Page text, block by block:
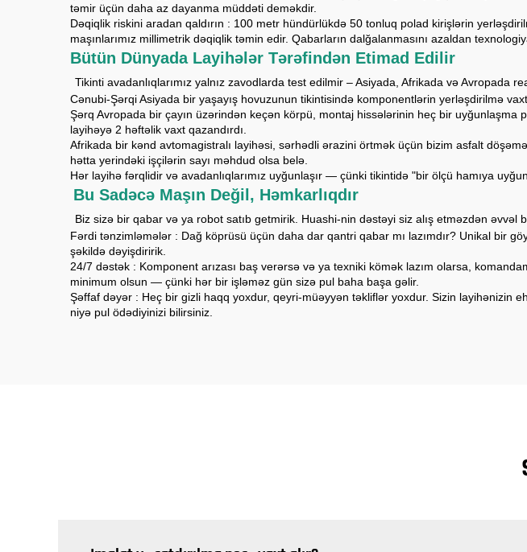
təmir üçün daha az dayanma müddəti deməkdir.
Dəqiqlik riskini aradan qaldırın : 100 metr hündürlükdə 50 tonluq polad kirişlərin
maşınlarımız millimetrik dəqiqlik təmin edir. Qabarların dalğalanmasını azaldan
Bütün Dünyada Layihələr Tərəfindən Etimad Edilir
Tikinti avadanlıqlarımız yalnız zavodlarda test edilmir – Asiyada, Afrikada və Avropada
Cənubi-Şərqi Asiyada bir yaşayış hovuzunun tikintisində komponentlərin yerləşdirilmə
Şərq Avropada bir çayın üzərindən keçən körpü, montaj hissələrinin heç bir
layihəyə 2 həftəlik vaxt qazandırdı.
Afrikada bir kənd avtomagistralı layihəsi, sərhədli ərazini örtmək üçün bizim asfalt
hətta yerindəki işçilərin sayı məhdud olsa belə.
Hər layihə fərqlidir və avadanlıqlarımız uyğunlaşır — çünki tikintidə "bir ölçü hamıya
Bu Sadəcə Maşın Değil, Həmkarlıqdır
Biz sizə bir qabar və ya robot satıb getmirik. Huashi-nin dəstəyi siz alış etməzdən
Fərdi tənzimləmələr : Dağ köprüsü üçün daha dar qantri qabar mı lazımdır? Unikal bir
şəkildə dəyişdiririk.
24/7 dəstək : Komponent arızası baş verərsə və ya texniki kömək lazım olarsa,
minimum olsun — çünki hər bir işləməz gün sizə pul baha başa gəlir.
Şəffaf dəyər : Heç bir gizli haqq yoxdur, qeyri-müəyyən təkliflər yoxdur. Sizin layihənizin
niyə pul ödədiyinizi bilirsiniz.